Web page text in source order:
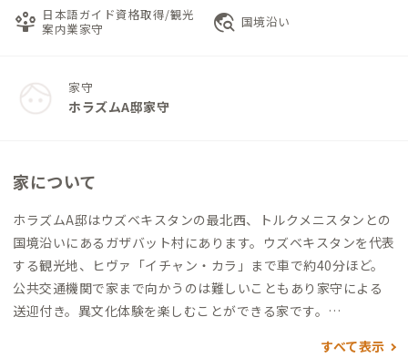
person_play 日本語ガイド資格取得/観光
案内業家守
travel_explore 国境沿い
家守
ホラズムA邸家守
家について
ホラズムA邸はウズベキスタンの最北西、トルクメニスタンとの
国境沿いにあるガザバット村にあります。ウズベキスタンを代表
する観光地、ヒヴァ「イチャン・カラ」まで車で約40分ほど。
公共交通機関で家まで向かうのは難しいこともあり家守による
送迎付き。異文化体験を楽しむことができる家です。
すべて表示